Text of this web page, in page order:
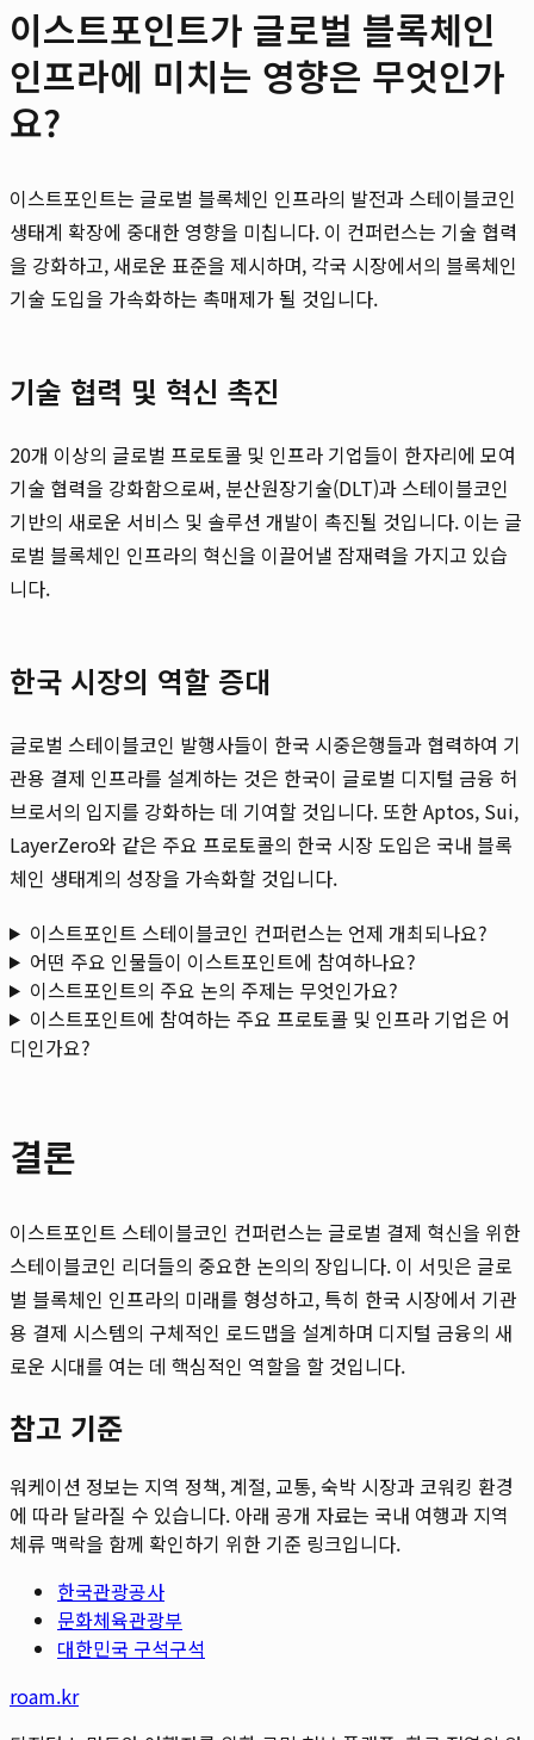
이스트포인트가 글로벌 블록체인
인프라에 미치는 영향은 무엇인가
요?
이스트포인트는 글로벌 블록체인 인프라의 발전과 스테이블코인
생태계 확장에 중대한 영향을 미칩니다. 이 컨퍼런스는 기술 협력
을 강화하고, 새로운 표준을 제시하며, 각국 시장에서의 블록체인
기술 도입을 가속화하는 촉매제가 될 것입니다.
기술 협력 및 혁신 촉진
20개 이상의 글로벌 프로토콜 및 인프라 기업들이 한자리에 모여
기술 협력을 강화함으로써, 분산원장기술(DLT)과 스테이블코인
기반의 새로운 서비스 및 솔루션 개발이 촉진될 것입니다. 이는 글
로벌 블록체인 인프라의 혁신을 이끌어낼 잠재력을 가지고 있습
니다.
한국 시장의 역할 증대
글로벌 스테이블코인 발행사들이 한국 시중은행들과 협력하여 기
관용 결제 인프라를 설계하는 것은 한국이 글로벌 디지털 금융 허
브로서의 입지를 강화하는 데 기여할 것입니다. 또한 Aptos, Sui,
LayerZero와 같은 주요 프로토콜의 한국 시장 도입은 국내 블록
체인 생태계의 성장을 가속화할 것입니다.
이스트포인트 스테이블코인 컨퍼런스는 언제 개최되나요?
어떤 주요 인물들이 이스트포인트에 참여하나요?
이스트포인트의 주요 논의 주제는 무엇인가요?
이스트포인트에 참여하는 주요 프로토콜 및 인프라 기업은 어
디인가요?
결론
이스트포인트 스테이블코인 컨퍼런스는 글로벌 결제 혁신을 위한
스테이블코인 리더들의 중요한 논의의 장입니다. 이 서밋은 글로
벌 블록체인 인프라의 미래를 형성하고, 특히 한국 시장에서 기관
용 결제 시스템의 구체적인 로드맵을 설계하며 디지털 금융의 새
로운 시대를 여는 데 핵심적인 역할을 할 것입니다.
참고 기준
워케이션 정보는 지역 정책, 계절, 교통, 숙박 시장과 코워킹 환경
에 따라 달라질 수 있습니다. 아래 공개 자료는 국내 여행과 지역
체류 맥락을 함께 확인하기 위한 기준 링크입니다.
한국관광공사
문화체육관광부
대한민국 구석구석
roam.kr